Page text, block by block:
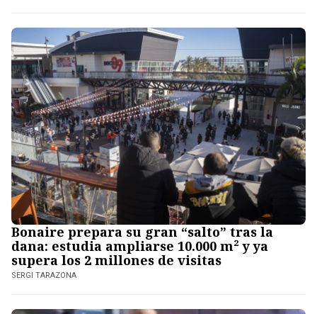
Bonaire prepara su gran “salto” tras la
dana: estudia ampliarse 10.000 m² y ya
supera los 2 millones de visitas
SERGI TARAZONA